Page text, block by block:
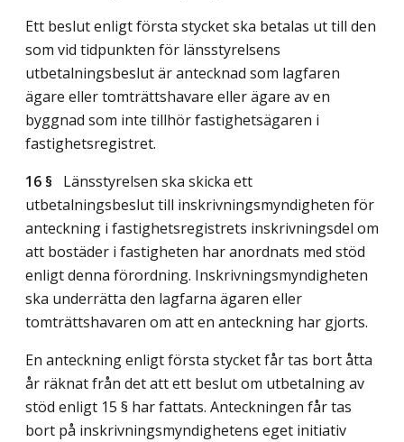
Ett beslut enligt första stycket ska betalas ut till den
som vid tidpunkten för länsstyrelsens
utbetalningsbeslut är antecknad som lagfaren
ägare eller tomträttshavare eller ägare av en
byggnad som inte tillhör fastighetsägaren i
fastighetsregistret.
16 § Länsstyrelsen ska skicka ett
utbetalningsbeslut till inskrivningsmyndigheten för
anteckning i fastighetsregistrets inskrivningsdel om
att bostäder i fastigheten har anordnats med stöd
enligt denna förordning. Inskrivningsmyndigheten
ska underrätta den lagfarna ägaren eller
tomträttshavaren om att en anteckning har gjorts.
En anteckning enligt första stycket får tas bort åtta
år räknat från det att ett beslut om utbetalning av
stöd enligt 15 § har fattats. Anteckningen får tas
bort på inskrivningsmyndighetens eget initiativ